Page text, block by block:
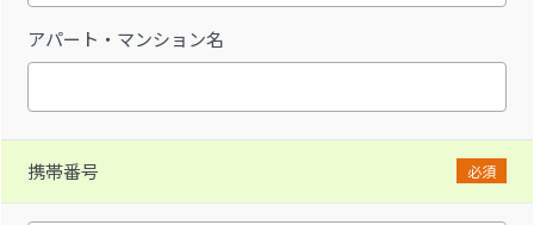
アパート・マンション名
携帯番号 必須